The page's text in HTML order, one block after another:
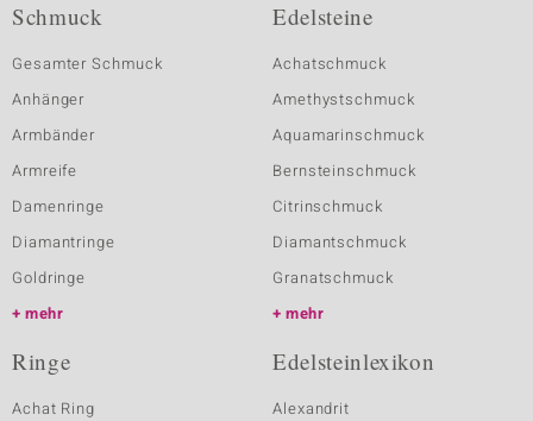
Schmuck
Gesamter Schmuck
Anhänger
Armbänder
Armreife
Damenringe
Diamantringe
Goldringe
mehr
Edelsteine
Achatschmuck
Amethystschmuck
Aquamarinschmuck
Bernsteinschmuck
Citrinschmuck
Diamantschmuck
Granatschmuck
mehr
Ringe
Achat Ring
Edelsteinlexikon
Alexandrit